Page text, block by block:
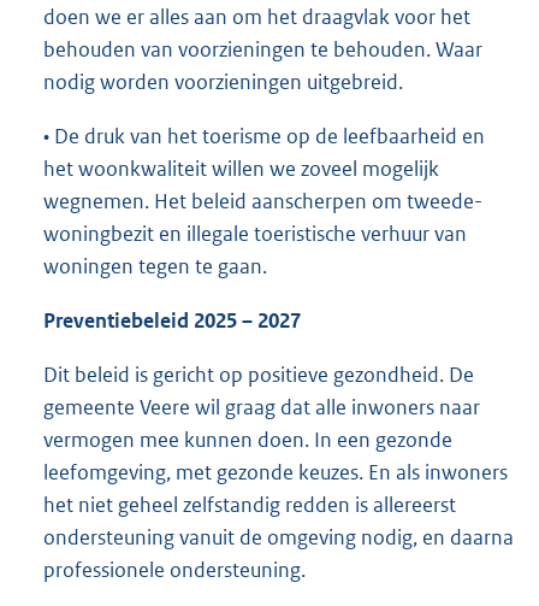
doen we er alles aan om het draagvlak voor het
behouden van voorzieningen te behouden. Waar
nodig worden voorzieningen uitgebreid.
• De druk van het toerisme op de leefbaarheid en
het woonkwaliteit willen we zoveel mogelijk
wegnemen. Het beleid aanscherpen om tweede-
woningbezit en illegale toeristische verhuur van
woningen tegen te gaan.
Preventiebeleid 2025 – 2027
Dit beleid is gericht op positieve gezondheid. De
gemeente Veere wil graag dat alle inwoners naar
vermogen mee kunnen doen. In een gezonde
leefomgeving, met gezonde keuzes. En als inwoners
het niet geheel zelfstandig redden is allereerst
ondersteuning vanuit de omgeving nodig, en daarna
professionele ondersteuning.